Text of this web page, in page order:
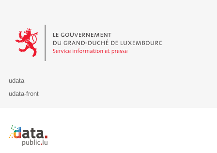
Le Gouvernement du Grand-Duché de Luxembourg - Service
udata
udata-front
Retour à l'accueil de data.public.lu